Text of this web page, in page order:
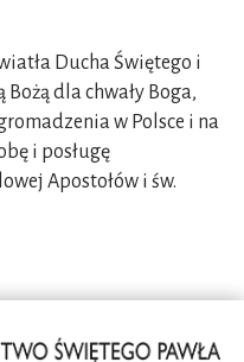
Ducha Świętego i
Bożą dla chwały Boga,
w Polsce i na
i posługę
Apostołów i św.